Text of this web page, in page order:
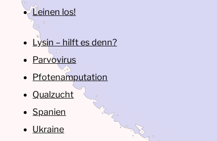
Leinen los!
Lysin – hilft es denn?
Parvovirus
Pfotenamputation
Qualzucht
Spanien
Ukraine